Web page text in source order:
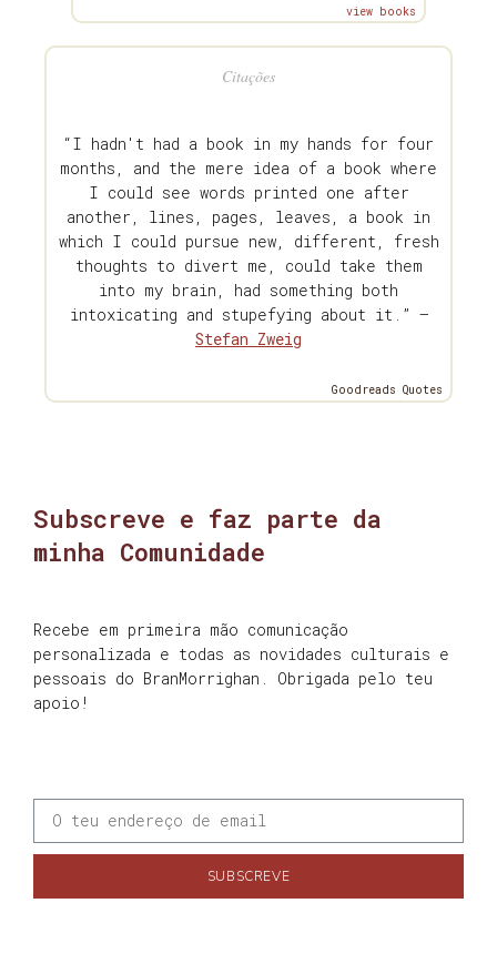
view books
Citações
“I hadn't had a book in my hands for four
months, and the mere idea of a book where
I could see words printed one after
another, lines, pages, leaves, a book in
which I could pursue new, different, fresh
thoughts to divert me, could take them
into my brain, had something both
intoxicating and stupefying about it.” —
Stefan Zweig
Goodreads Quotes
Subscreve e faz parte da
minha Comunidade
Recebe em primeira mão comunicação
personalizada e todas as novidades culturais e
pessoais do BranMorrighan. Obrigada pelo teu
apoio!
SUBSCREVE